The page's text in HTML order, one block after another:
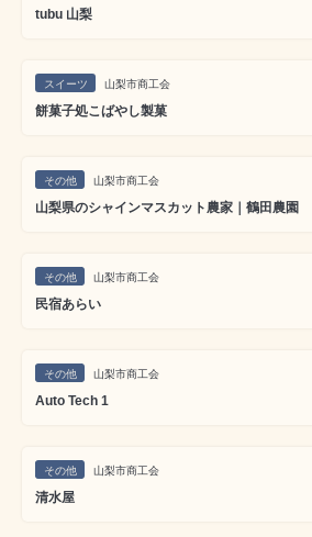
tubu 山梨
スイーツ 山梨市商工会
餅菓子処こばやし製菓
その他 山梨市商工会
山梨県のシャインマスカット農家｜鶴田農園
その他 山梨市商工会
民宿あらい
その他 山梨市商工会
Auto Tech 1
その他 山梨市商工会
清水屋